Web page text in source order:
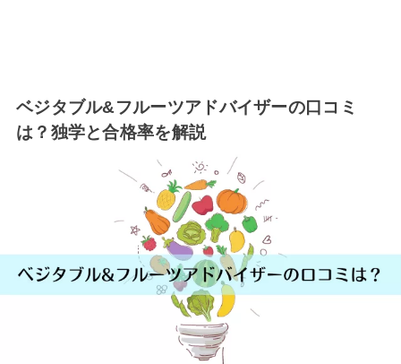
ベジタブル&フルーツアドバイザーの口コミ
は？独学と合格率を解説